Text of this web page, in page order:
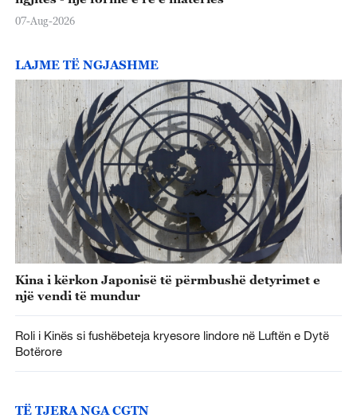
07-Aug-2026
LAJME TË NGJASHME
Kina i kërkon Japonisë të përmbushë detyrimet e
një vendi të mundur
Roli i Kinës si fushëbeteja kryesore lindore në Luftën e Dytë
Botërore
TË TJERA NGA CGTN